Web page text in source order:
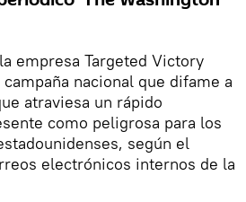
empresa Targeted Victory
nacional que difame a
atraviesa un rápido
como peligrosa para los
según el
electrónicos internos de la